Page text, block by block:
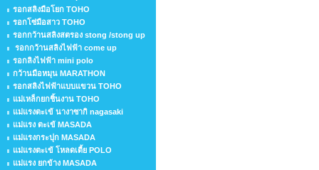
รอกสลิงมือโยก TOHO
รอกโซ่มือสาว TOHO
รอกกว้านสลิงสตรอง stong /stong up
รอกกว้านสลิงไฟฟ้า come up
รอกลิงไฟฟ้า mini polo
กว้านมือหมุน MARATHON
รอกสลิงไฟฟ้าแบบแขวน TOHO
แม่เหล็กยกชิ้นงาน TOHO
แม่แรงตะเข้ นางาซากิ nagasaki
แม่แรง ตะเข้ MASADA
แม่แรงกระปุก MASADA
แม่แรงตะเข้ โหลดเตี้ย POLO
แม่แรง ยกข้าง MASADA